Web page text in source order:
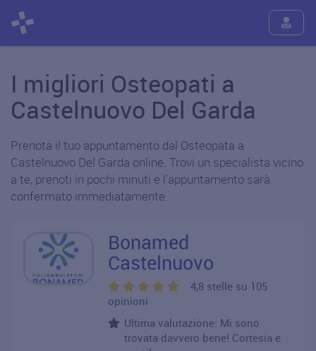
I migliori Osteopati a
Castelnuovo Del Garda
Prenota il tuo appuntamento dal Osteopata a
Castelnuovo Del Garda online. Trovi un specialista vicino
a te, prenoti in pochi minuti e l'appuntamento sarà
confermato immediatamente.
Bonamed
Castelnuovo
4,8 stelle su 105
opinioni
Ultima valutazione: Mi sono
trovata davvero bene! Cortesia e